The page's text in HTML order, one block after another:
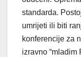
standarda.
umrijeti ili biti
konferencije za
izravno “mladim